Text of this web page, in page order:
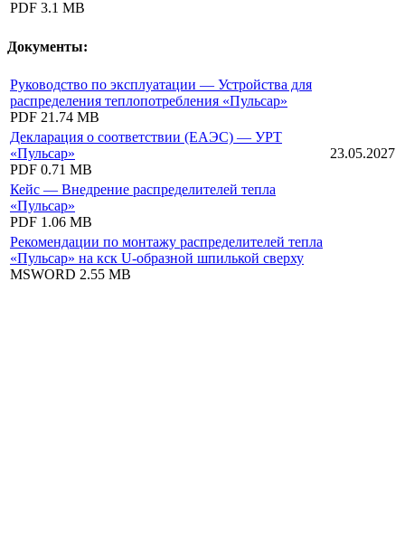
PDF 3.1 MB
Документы:
Руководство по эксплуатации — Устройства для
распределения теплопотребления «Пульсар»
PDF 21.74 MB
Декларация о соответствии (ЕАЭС) — УРТ
«Пульсар»
PDF 0.71 MB
23.05.2027
Кейс — Внедрение распределителей тепла
«Пульсар»
PDF 1.06 MB
Рекомендации по монтажу распределителей тепла
«Пульсар» на кск U-образной шпилькой сверху
MSWORD 2.55 MB